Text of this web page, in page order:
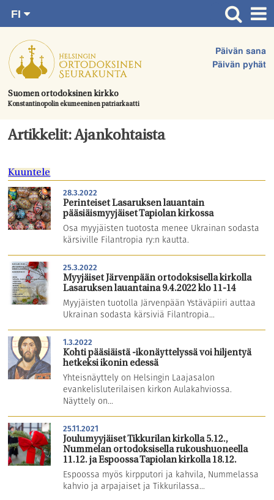
suoraan
sisältöön.
Suomen ortodoksinen kirkko
Konstantinopolin ekumeeninen patriarkaatti
Päivän sana
Päivän pyhät
FI
SV
EN
UA
Etusivu
Ajankohtaista
Juhlat & toimitukset
Kirkot
Tule mukaan
Hautausmaa
Yhteystiedot
Artikkelit: Ajankohtaista
Kuuntele
28.3.2022
Perinteiset Lasaruksen lauantain
pääsiäismyyjäiset Tapiolan kirkossa
Osa myyjäisten tuotosta menee Ukrainan sodasta
kärsiville Filantropia ry:n kautta.
25.3.2022
Myyjäiset Järvenpään ortodoksisella kirkolla
Lasaruksen lauantaina 9.4.2022 klo 11-14
Myyjäisten tuotolla Järvenpään Ystäväpiiri auttaa
Ukrainan sodasta kärsiviä Filantropia...
1.3.2022
Kohti pääsiäistä -ikonäyttelyssä voi hiljentyä
hetkeksi ikonin edessä
Yhteisnäyttely on Helsingin Laajasalon
evankelisluterilaisen kirkon Aulakahviossa.
Näyttely on...
25.11.2021
Joulumyyjäiset Tikkurilan kirkolla 5.12.,
Nummelan ortodoksisella rukoushuoneella
11.12. ja Espoossa Tapiolan kirkolla 18.12.
Espoossa myös kirpputori ja kahvila, Nummelassa
kahvio ja arpajaiset ja Tikkurilassa...